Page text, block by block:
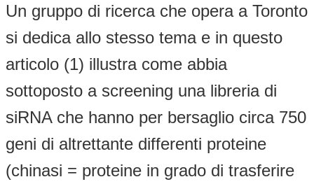
Un gruppo di ricerca che opera a Toronto
si dedica allo stesso tema e in questo
articolo (1) illustra come abbia
sottoposto a screening una libreria di
siRNA che hanno per bersaglio circa 750
geni di altrettante differenti proteine
(chinasi = proteine in grado di trasferire